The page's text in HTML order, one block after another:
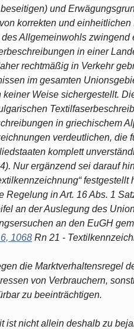
und
korrekten und
Allgemeinwohls zwingend
in einer
rechtmäßig in Verkehr
im gesamten
keiner Weise sichergestellt.
in griechischem
verdeutlichen, die
komplett
Nur ergänzend sei darauf
Regelung in Art. 16 Abs. 1
an der Auslegung des
an den EuGH
1068 Rn 21 -
die Marktverhaltensregel
von Verbrauchern,
zu beeinträchtigen.
ist nicht allein deshalb zu